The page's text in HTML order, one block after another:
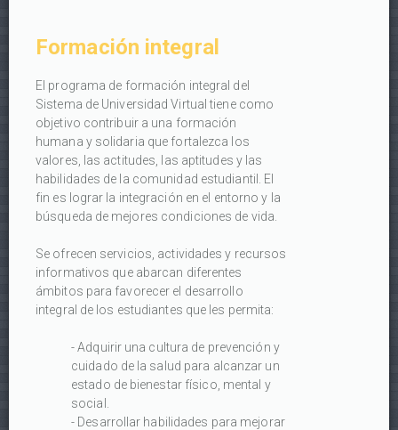
Formación integral
El programa de formación integral del
Sistema de Universidad Virtual tiene como
objetivo contribuir a una formación
humana y solidaria que fortalezca los
valores, las actitudes, las aptitudes y las
habilidades de la comunidad estudiantil. El
fin es lograr la integración en el entorno y la
búsqueda de mejores condiciones de vida.
Se ofrecen servicios, actividades y recursos
informativos que abarcan diferentes
ámbitos para favorecer el desarrollo
integral de los estudiantes que les permita:
- Adquirir una cultura de prevención y
cuidado de la salud para alcanzar un
estado de bienestar físico, mental y
social.
- Desarrollar habilidades para mejorar